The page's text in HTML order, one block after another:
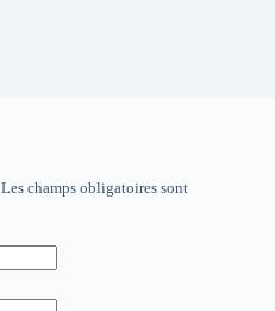
Les champs obligatoires sont